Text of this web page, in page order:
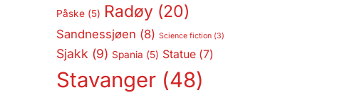
Påske(5) Radøy(20)
Sandnessjøen (8) Science fiction(3)
Sjakk (9) Spania (5) Statue(7)
Stavanger(48)